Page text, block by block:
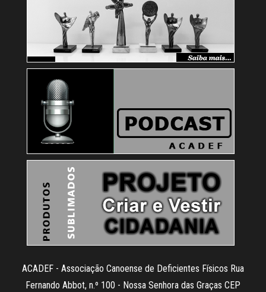
ACADEF - Associação Canoense de Deficientes Físicos Rua
Fernando Abbot, n.º 100 - Nossa Senhora das Graças CEP